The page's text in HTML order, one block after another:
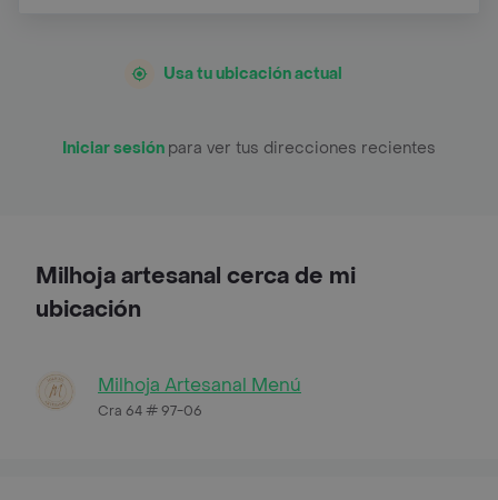
Usa tu ubicación actual
Iniciar sesión para ver tus direcciones recientes
Milhoja artesanal cerca de mi
ubicación
Milhoja Artesanal Menú
Cra 64 # 97-06